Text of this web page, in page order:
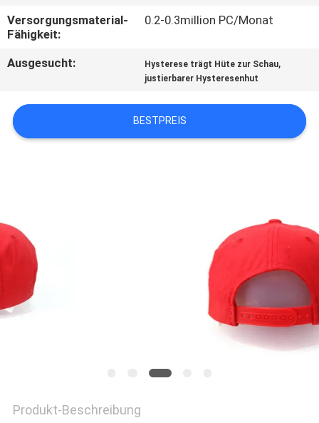
VERBINDUNG
NACHRICHTEN
FÄLLE
POLICY
Versorgungsmaterial-
Fähigkeit:
0.2-0.3million PC/Monat
Ausgesucht: Hysterese trägt Hüte zur Schau,
justierbarer Hysteresenhut
BESTPREIS
Produkt-Beschreibung